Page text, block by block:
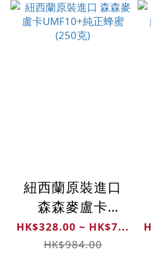
紐西蘭原裝進口
森森麥盧卡
UMF10+純正蜂蜜
(250克)
HK$328.00 ~ HK$7...
HK$984.00